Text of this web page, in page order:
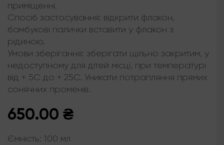
приміщенні.
Спосіб застосування: відкрити флакон,
бамбукові палички вставити у флакон з
рідиною.
Умови зберігання: зберігати щільно закритим, у
недоступному для дітей місці, при температурі
від + 5С до + 25С. Уникати потрапляння прямих
сонячних променів.
650.00 ₴
Ємність: 100 мл